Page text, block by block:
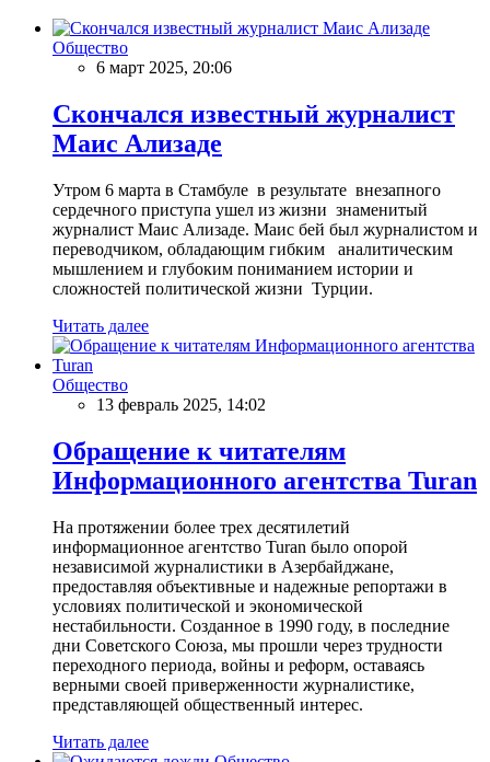
Общество
6 март 2025, 20:06
Скончался известный журналист
Маис Ализаде
Утром 6 марта в Стамбуле в результате внезапного
сердечного приступа ушел из жизни знаменитый
журналист Маис Ализаде. Маис бей был журналистом и
переводчиком, обладающим гибким аналитическим
мышлением и глубоким пониманием истории и
сложностей политической жизни Турции.
Читать далее
Общество
13 февраль 2025, 14:02
Обращение к читателям
Информационного агентства Turan
На протяжении более трех десятилетий
информационное агентство Turan было опорой
независимой журналистики в Азербайджане,
предоставляя объективные и надежные репортажи в
условиях политической и экономической
нестабильности. Созданное в 1990 году, в последние
дни Советского Союза, мы прошли через трудности
переходного периода, войны и реформ, оставаясь
верными своей приверженности журналистике,
представляющей общественный интерес.
Читать далее